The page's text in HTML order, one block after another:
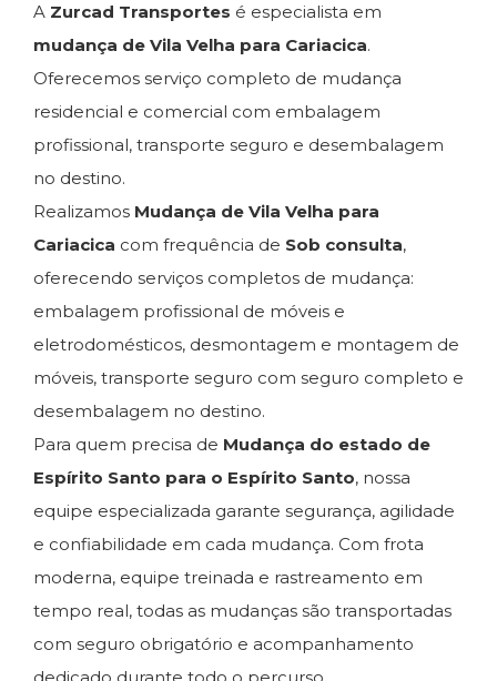
A Zurcad Transportes é especialista em
mudança de Vila Velha para Cariacica.
Oferecemos serviço completo de mudança
residencial e comercial com embalagem
profissional, transporte seguro e desembalagem
no destino.
Realizamos Mudança de Vila Velha para
Cariacica com frequência de Sob consulta,
oferecendo serviços completos de mudança:
embalagem profissional de móveis e
eletrodomésticos, desmontagem e montagem de
móveis, transporte seguro com seguro completo e
desembalagem no destino.
Para quem precisa de Mudança do estado de
Espírito Santo para o Espírito Santo, nossa
equipe especializada garante segurança, agilidade
e confiabilidade em cada mudança. Com frota
moderna, equipe treinada e rastreamento em
tempo real, todas as mudanças são transportadas
com seguro obrigatório e acompanhamento